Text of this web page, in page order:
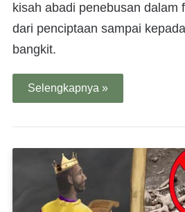
kisah abadi penebusan dalam
dari penciptaan sampai
bangkit.
Selengkapnya »